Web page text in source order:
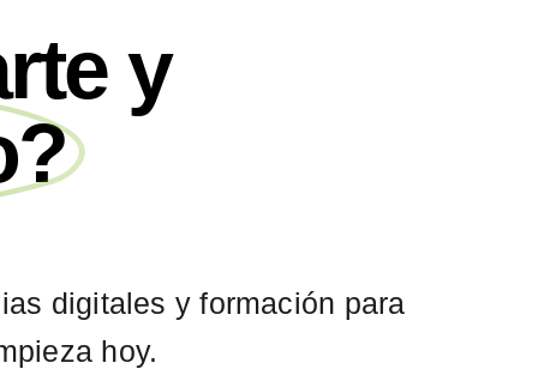
y
digitales y formación para
hoy.